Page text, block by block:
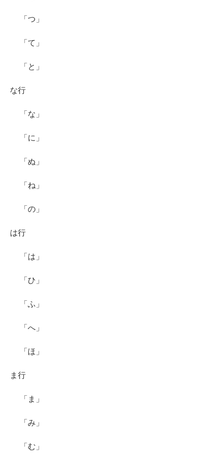
「つ」
「て」
「と」
な行
「な」
「に」
「ぬ」
「ね」
「の」
は行
「は」
「ひ」
「ふ」
「へ」
「ほ」
ま行
「ま」
「み」
「む」